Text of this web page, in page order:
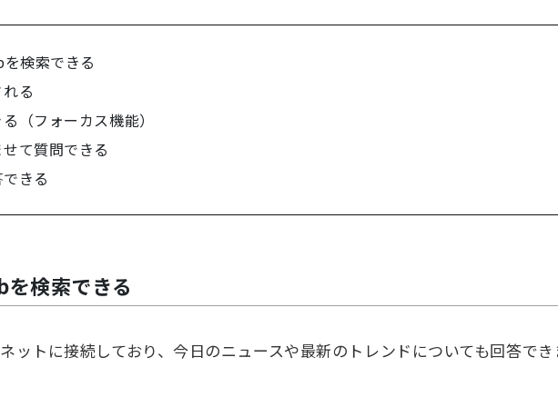
検索できる
る
（フォーカス機能）
て質問できる
きる
を検索できる
ットに接続しており、今日のニュースや最新のトレンドについても回答で